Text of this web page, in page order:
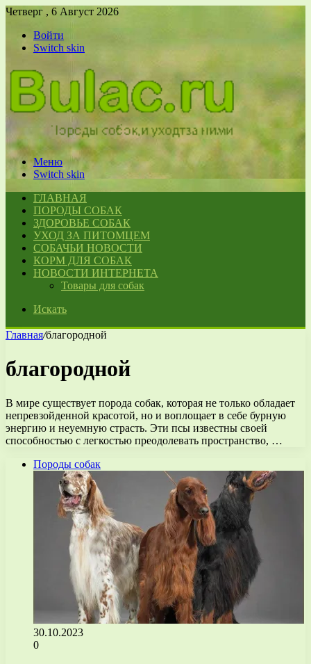
Четверг , 6 Август 2026
Войти
Switch skin
Меню
Switch skin
ГЛАВНАЯ
ПОРОДЫ СОБАК
ЗДОРОВЬЕ СОБАК
УХОД ЗА ПИТОМЦЕМ
СОБАЧЬИ НОВОСТИ
КОРМ ДЛЯ СОБАК
НОВОСТИ ИНТЕРНЕТА
Товары для собак
Искать
Главная/благородной
благородной
В мире существует порода собак, которая не только обладает
непревзойденной красотой, но и воплощает в себе бурную
энергию и неуемную страсть. Эти псы известны своей
способностью с легкостью преодолевать пространство, …
Породы собак
30.10.2023
0